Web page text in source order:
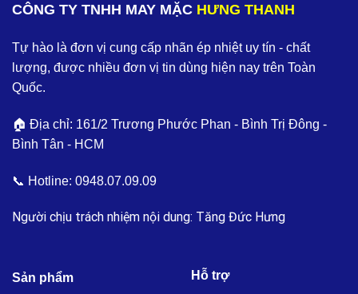
CÔNG TY TNHH MAY MẶC HƯNG THANH
Tự hào là đơn vị cung cấp nhãn ép nhiệt uy tín - chất
lượng, được nhiều đơn vị tin dùng hiện nay trên Toàn
Quốc.
🏠 Địa chỉ: 161/2 Trương Phước Phan - Bình Trị Đông -
Bình Tân - HCM
📞 Hotline: 0948.07.09.09
Người chịu trách nhiệm nội dung: Tăng Đức Hưng
Sản phẩm Hỗ trợ